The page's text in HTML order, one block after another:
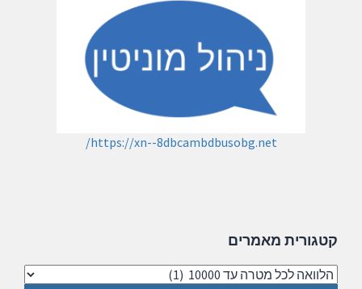
https://xn--8dbcambdbusobg.net/
קטגורית מאמרים
קטגורית